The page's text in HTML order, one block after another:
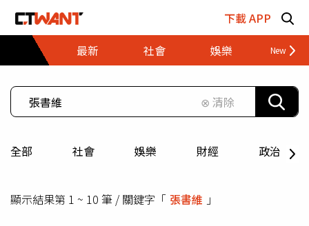
下載 APP
最新
社會 娛樂 財經
⊗ 清除
全部 社會 娛樂 財經 政治
顯示結果第 1 ~ 10 筆 / 關鍵字「 張書維 」